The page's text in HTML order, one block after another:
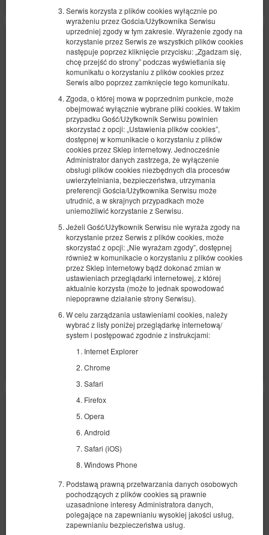
Serwis korzysta z plików cookies wyłącznie po
wyrażeniu przez Gościa/Użytkownika Serwisu
uprzedniej zgody w tym zakresie. Wyrażenie zgody na
korzystanie przez Serwis ze wszystkich plików cookies
następuje poprzez kliknięcie przycisku: „Zgadzam się,
chcę przejść do strony” podczas wyświetlania się
komunikatu o korzystaniu z plików cookies przez
Serwis albo poprzez zamknięcie tego komunikatu.
Zgoda, o której mowa w poprzednim punkcie, może
obejmować wyłącznie wybrane pliki cookies. W takim
przypadku Gość/Użytkownik Serwisu powinien
skorzystać z opcji: „Ustawienia plików cookies”,
dostępnej w komunikacie o korzystaniu z plików
cookies przez Sklep internetowy. Jednocześnie
Administrator danych zastrzega, że wyłączenie
obsługi plików cookies niezbędnych dla procesów
uwierzytelniania, bezpieczeństwa, utrzymania
preferencji Gościa/Użytkownika Serwisu może
utrudnić, a w skrajnych przypadkach może
uniemożliwić korzystanie z Serwisu.
Jeżeli Gość/Użytkownik Serwisu nie wyraża zgody na
korzystanie przez Serwis z plików cookies, może
skorzystać z opcji: „Nie wyrażam zgody”, dostępnej
również w komunikacie o korzystaniu z plików cookies
przez Sklep internetowy bądź dokonać zmian w
ustawieniach przeglądarki internetowej, z której
aktualnie korzysta (może to jednak spowodować
niepoprawne działanie strony Serwisu).
W celu zarządzania ustawieniami cookies, należy
wybrać z listy poniżej przeglądarkę internetową/
system i postępować zgodnie z instrukcjami:
Internet Explorer
Chrome
Safari
Firefox
Opera
Android
Safari (iOS)
Windows Phone
Podstawą prawną przetwarzania danych osobowych
pochodzących z plików cookies są prawnie
uzasadnione interesy Administratora danych,
polegające na zapewnianiu wysokiej jakości usług,
zapewnianiu bezpieczeństwa usług.
Deluxe z balkonem - Człowiek
Dostępna liczba: 1
pow. 25,00 m2
1 sypialnia
1 bardzo duże łóżko podwójne (King)
537,50 zł
Udostępnij Szczegóły